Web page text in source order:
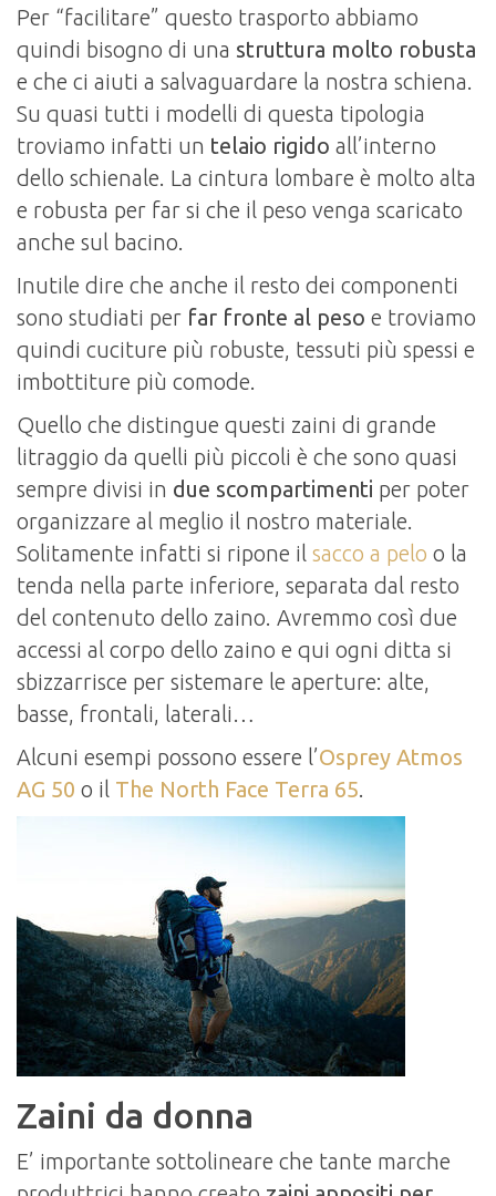
Per “facilitare” questo trasporto abbiamo
quindi bisogno di una struttura molto robusta
e che ci aiuti a salvaguardare la nostra schiena.
Su quasi tutti i modelli di questa tipologia
troviamo infatti un telaio rigido all’interno
dello schienale. La cintura lombare è molto alta
e robusta per far si che il peso venga scaricato
anche sul bacino.
Inutile dire che anche il resto dei componenti
sono studiati per far fronte al peso e troviamo
quindi cuciture più robuste, tessuti più spessi e
imbottiture più comode.
Quello che distingue questi zaini di grande
litraggio da quelli più piccoli è che sono quasi
sempre divisi in due scompartimenti per poter
organizzare al meglio il nostro materiale.
Solitamente infatti si ripone il sacco a pelo o la
tenda nella parte inferiore, separata dal resto
del contenuto dello zaino. Avremmo così due
accessi al corpo dello zaino e qui ogni ditta si
sbizzarrisce per sistemare le aperture: alte,
basse, frontali, laterali…
Alcuni esempi possono essere l’Osprey Atmos
AG 50 o il The North Face Terra 65.
Zaini da donna
E’ importante sottolineare che tante marche